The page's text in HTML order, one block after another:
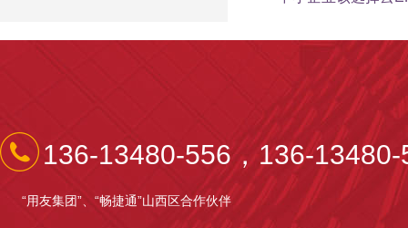
136-13480-556，136-13480-
“用友集团”、“畅捷通”山西区合作伙伴